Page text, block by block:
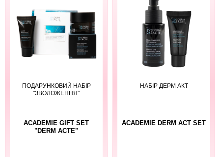
ПОДАРУНКОВИЙ НАБІР
"ЗВОЛОЖЕННЯ"
ACADEMIE GIFT SET
"DERM ACTE"
НАБІР ДЕРМ АКТ
ACADEMIE DERM ACT SET